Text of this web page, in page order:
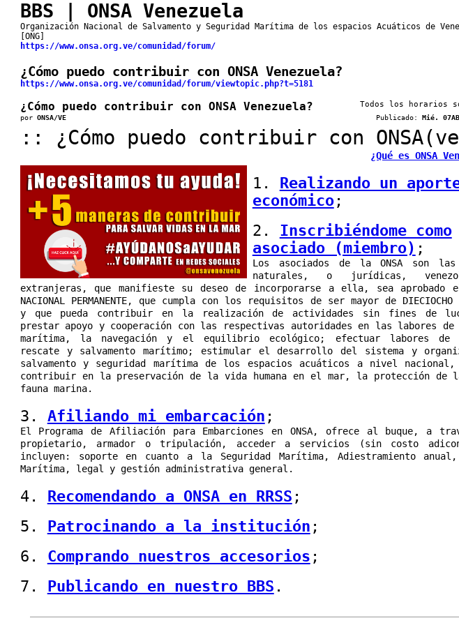
BBS | ONSA Venezuela
Organización Nacional de Salvamento y Seguridad Marítima de los espacios Acuáticos de
[ONG]
https://www.onsa.org.ve/comunidad/forum/
¿Cómo puedo contribuir con ONSA Venezuela?
https://www.onsa.org.ve/comunidad/forum/viewtopic.php?t=5181
Todos los horarios
¿Cómo puedo contribuir con ONSA Venezuela?
Publicado:Mié.
por ONSA/VE
:: ¿Cómo puedo contribuir con
¿Qué es ONSA
1. Realizando un
económico;
2. Inscribiéndome como
asociado (miembro) ;
Los asociados de la ONSA son las
naturales, o jurídicas,
extranjeras, que manifieste su deseo de incorporarse a ella, sea aprobado el
NACIONAL PERMANENTE, que cumpla con los requisitos de ser mayor de
y que pueda contribuir en la realización de actividades sin fines de
prestar apoyo y cooperación con las respectivas autoridades en las labores de
marítima, la navegación y el equilibrio ecológico; efectuar labores de
rescate y salvamento marítimo; estimular el desarrollo del sistema y
salvamento y seguridad marítima de los espacios acuáticos a nivel
contribuir en la preservación de la vida humana en el mar, la protección
fauna marina.
3. Afiliando mi embarcación ;
El Programa de Afiliación para Embarciones en ONSA, ofrece al buque, a
propietario, armador o tripulación, acceder a servicios (sin costo
incluyen: soporte en cuanto a la Seguridad Marítima, Adiestramiento anual,
Marítima, legal y gestión administrativa general.
4. Recomendando a ONSA en RRSS ;
5. Patrocinando a la institución ;
6. Comprando nuestros accesorios ;
7. Publicando en nuestro BBS .